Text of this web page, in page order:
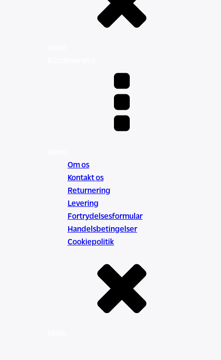
Om os
Kontakt os
Returnering
Levering
Fortrydelsesformular
Handelsbetingelser
Cookiepolitik